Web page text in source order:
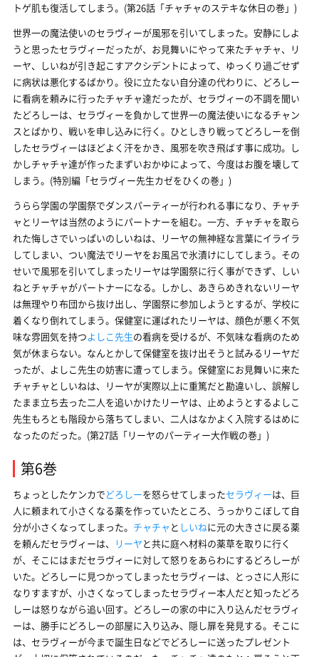
トゲ肌も復活してしまう。(第26話「チャチャのステキな休日の巻」)
世界一の魔法使いのセラヴィーが風邪を引いてしまった。安静にしよ
うと思ったセラヴィーだったが、お見舞いにやって来たチャチャ、リ
ーヤ、しいねが引き起こすアクシデントによって、ゆっくり過ごせず
に病状は悪化するばかり。役に立たない自分達の代わりに、どろしー
に看病を頼みに行ったチャチャ達だったが、セラヴィーの不調を聞い
たどろしーは、セラヴィーを負かして世界一の魔法使いになるチャン
スとばかり、戦いを申し込みに行く。ひとしきり戦ってどろしーを倒
したセラヴィーはほどよく汗をかき、風邪を吹き飛ばす事に成功。し
かしチャチャ達が作ったまずいおかゆによって、今度はお腹を壊して
しまう。(特別編「セラヴィー先生カゼをひくの巻」)
うらら学園の学園祭でダンスパーティーが行われる事になり、チャチ
ャとリーヤは当然のようにパートナーを組む。一方、チャチャを取ら
れた悔しさでいっぱいのしいねは、リーヤの無神経な言葉にイライラ
してしまい、つい魔法でリーヤをお風呂で氷漬けにしてしまう。その
せいで風邪を引いてしまったリーヤは学園祭に行く事ができず、しい
ねとチャチャがパートナーになる。しかし、あきらめきれないリーヤ
は無理やり布団から抜け出し、学園祭に参加しようとするが、学校に
着くなり倒れてしまう。保健室に運ばれたリーヤは、顔色が悪く不気
味な雰囲気を持つよしこ先生の看病を受けるが、不気味な看病のため
気が休まらない。なんとかして保健室を抜け出そうと試みるリーヤだ
ったが、よしこ先生の妨害に遭ってしまう。保健室にお見舞いに来た
チャチャとしいねは、リーヤが実際以上に重篤だと勘違いし、誤解し
たまま立ち去った二人を追いかけたリーヤは、止めようとするよしこ
先生もろとも階段から落ちてしまい、二人はなかよく入院するはめに
なったのだった。(第27話「リーヤのパーティー大作戦の巻」)
第6巻
ちょっとしたケンカでどろしーを怒らせてしまったセラヴィーは、巨
人に頼まれて小さくなる薬を作っていたところ、うっかりこぼして自
分が小さくなってしまった。 チャチャ と しいねに元の大きさに戻る薬
を頼んだセラヴィーは、
リーヤと共に庭へ材料の薬草を取りに行く
が、そこにはまだセラヴィーに対して怒りをあらわにするどろしーが
いた。どろしーに見つかってしまったセラヴィーは、とっさに人形に
なりすますが、小さくなってしまったセラヴィー本人だと知ったどろ
しーは怒りながら追い回す。どろしーの家の中に入り込んだセラヴィ
ーは、勝手にどろしーの部屋に入り込み、隠し扉を発見する。そこに
は、セラヴィーが今まで誕生日などでどろしーに送ったプレゼント